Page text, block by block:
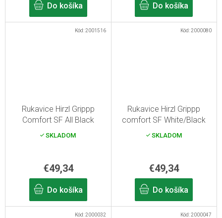
Do košíka Do košíka
Rukavice Hirzl Grippp
Comfort SF All Black
12/XXXL
SKLADOM
€49,34
Do košíka
Kód:2001516
Rukavice Hirzl Grippp
comfort SF White/Black
12/XXXL
SKLADOM
€49,34
Do košíka
Kód:2000080
Kód:2000032 Kód:2000047